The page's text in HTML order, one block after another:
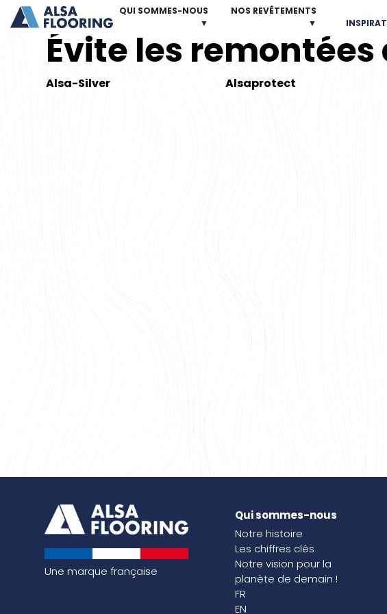
QUI SOMMES-NOUS
▼
NOS REVÊTEMENTS
▼
Évite les
Alsa-Silver Alsaprotect
Une marque française
Qui sommes-nous
Notre histoire
Les chiffres clés
Notre vision pour la
planète de demain !
FR
EN